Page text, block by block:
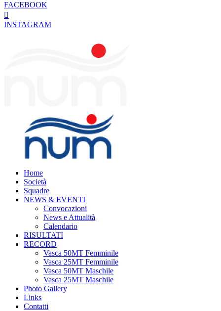
FACEBOOK
INSTAGRAM
Home
Società
Squadre
NEWS & EVENTI
Convocazioni
News e Attualità
Calendario
RISULTATI
RECORD
Vasca 50MT Femminile
Vasca 25MT Femminile
Vasca 50MT Maschile
Vasca 25MT Maschile
Photo Gallery
Links
Contatti